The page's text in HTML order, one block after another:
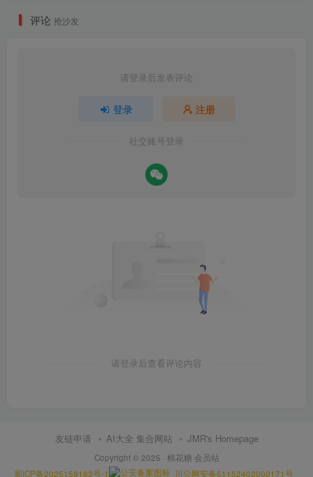
评论 抢沙发
请登录后发表评论
登录 注册
社交账号登录
请登录后查看评论内容
友链申请 AI大全 集合网站 JMR's Homepage
Copyright © 2025 · 棉花糖 会员站
蜀ICP备2025159183号-1
川公网安备51152402000171号